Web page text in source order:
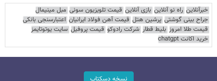
خبرآنلاین راه نو آنلاین بازی آنلاین قیمت تلویزیون سونی مبل مینیمال
جراح بینی گوشتی پرشین هتل قیمت آهن فولاد ایرانیان اعتبارسنجی بانکی
قیمت طلا امروز بلیط قطار شرکت رادوکو قیمت پروفیل سایت یوتوتایمز
خرید اکانت chatgpt
نسخه دسکتاپ